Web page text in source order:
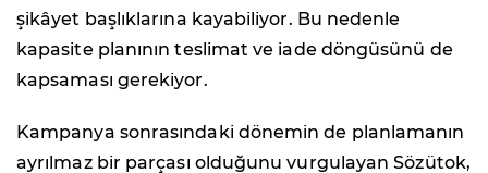
şikâyet başlıklarına kayabiliyor. Bu nedenle
kapasite planının teslimat ve iade döngüsünü de
kapsaması gerekiyor.
Kampanya sonrasındaki dönemin de planlamanın
ayrılmaz bir parçası olduğunu vurgulayan Sözütok,